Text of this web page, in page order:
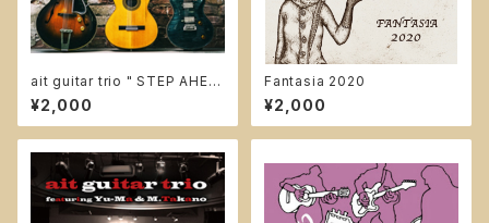
ait guitar trio " STEP AHEA
D "
¥2,000
Fantasia 2020
¥2,000